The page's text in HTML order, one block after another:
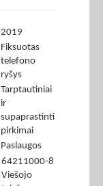
2019
Fiksuotas
telefono
ryšys
Tarptautiniai
ir
supaprastinti
pirkimai
Paslaugos
64211000-8
Viešojo